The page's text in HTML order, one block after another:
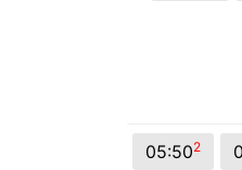
05:502